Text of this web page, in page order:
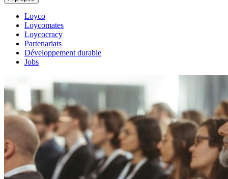
Loyco
Loycomates
Loycocracy
Partenariats
Développement durable
Jobs